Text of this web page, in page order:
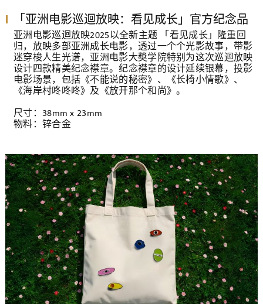
「亚洲电影巡迴放映：看见成长」官方纪念品
亚洲电影巡迴放映2025以全新主题 「看见成长」隆重回
归，放映多部亚洲成长电影，透过一个个光影故事，带影
迷穿梭人生光谱，亚洲电影大奬学院特别为这次巡迴放映
设计四款精美纪念襟章。纪念襟章的设计延续银幕，投影
电影场景，包括《不能说的秘密》、《长椅小情歌》、
《海岸村咚咚咚》及《放开那个和尚》。
尺寸：38mm x 23mm
物料：锌合金